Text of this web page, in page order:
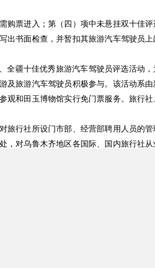
购票进入；第（四）项中未悬挂双十佳
出书面检查，并暂扣其旅游汽车驾驶员上
全疆十佳优秀旅游汽车驾驶员评选活动
及旅游汽车驾驶员积极参与。该活动系由
观和田玉博物馆实行免门票服务。旅行社
旅行社所设门市部、经营部聘用人员的
，对乌鲁木齐地区各国际、国内旅行社